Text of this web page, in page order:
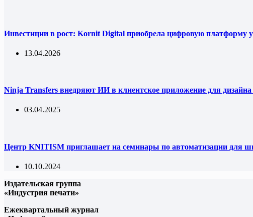
Инвестиции в рост: Kornit Digital приобрела цифровую платформу
13.04.2026
Ninja Transfers внедряют ИИ в клиентское приложение для
03.04.2025
Центр KNITISM приглашает на семинары по автоматизации для
10.10.2024
Издательская группа
«Индустрия печати»
Ежеквартальный журнал